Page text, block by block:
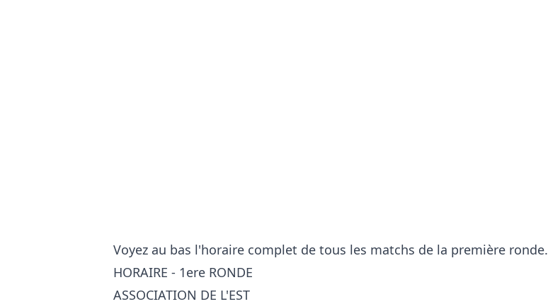
Voyez au bas l'horaire complet de tous les matchs de la première ronde.
HORAIRE - 1ere RONDE
ASSOCIATION DE L'EST